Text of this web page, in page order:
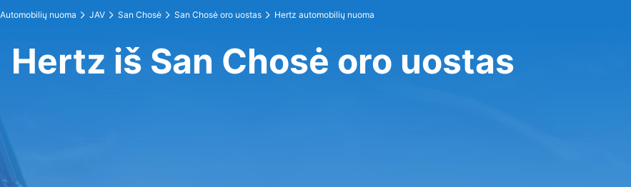
Automobilių nuoma JAV San Chosė San Chosė oro uostas Hertz automobilių nuoma
Hertz iš San Chosė oro uostas